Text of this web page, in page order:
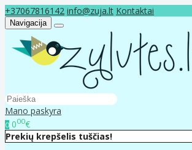
+37067816142 info@zuja.lt Kontaktai
Navigacija
Mano paskyra
0 000€
Prekių krepšelis tuščias!